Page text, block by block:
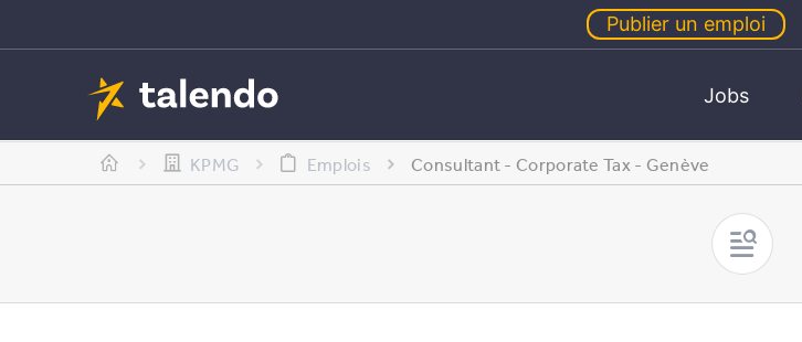
Publier un emploi
Jobs
KPMG Emplois Consultant - Corporate Tax - Genève